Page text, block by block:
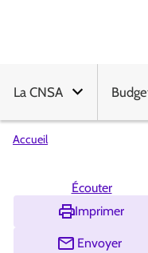
La CNSA
Accueil
Écouter
Imprimer
Envoyer